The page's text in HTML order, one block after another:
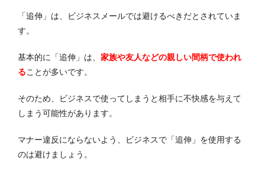
「追伸」は、ビジネスメールでは避けるべきだとされていま
す。
基本的に「追伸」は、 家族や友人などの親しい間柄で使われ
ることが多いです。
そのため、ビジネスで使ってしまうと相手に不快感を与えて
しまう可能性があります。
マナー違反にならないよう、ビジネスで「追伸」を使用する
のは避けましょう。